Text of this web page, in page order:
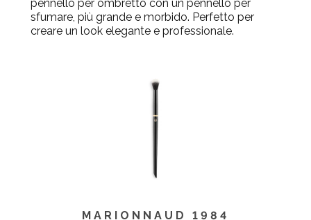
pennello per ombretto con un pennello per
sfumare, più grande e morbido. Perfetto per
creare un look elegante e professionale.
MARIONNAUD 1984